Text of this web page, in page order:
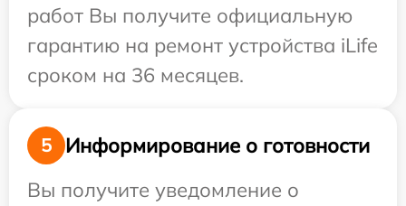
работ Вы получите официальную
гарантию на ремонт устройства iLife
сроком на 36 месяцев.
5
Информирование о готовности
Вы получите уведомление о